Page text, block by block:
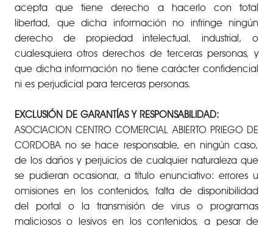
acepta que tiene derecho a hacerlo con total
libertad, que dicha información no infringe ningún
derecho de propiedad intelectual, industrial, o
cualesquiera otros derechos de terceras personas, y
que dicha información no tiene carácter confidencial
ni es perjudicial para terceras personas.
EXCLUSIÓN DE GARANTÍAS Y RESPONSABILIDAD:
ASOCIACION CENTRO COMERCIAL ABIERTO PRIEGO DE
CORDOBA no se hace responsable, en ningún caso,
de los daños y perjuicios de cualquier naturaleza que
se pudieran ocasionar, a título enunciativo: errores u
omisiones en los contenidos, falta de disponibilidad
del portal o la transmisión de virus o programas
maliciosos o lesivos en los contenidos, a pesar de